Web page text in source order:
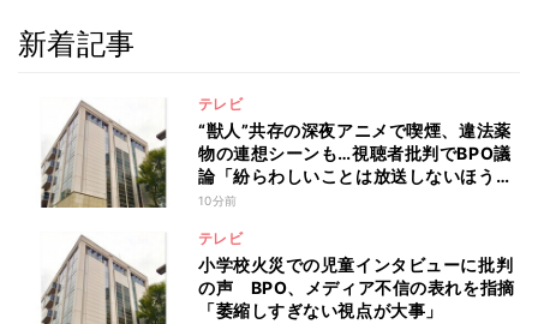
新着記事
テレビ
“獣人”共存の深夜アニメで喫煙、違法薬
物の連想シーンも…視聴者批判でBPO議
論「紛らわしいことは放送しないほう
が」
10分前
テレビ
小学校火災での児童インタビューに批判
の声 BPO、メディア不信の表れを指摘
「萎縮しすぎない視点が大事」